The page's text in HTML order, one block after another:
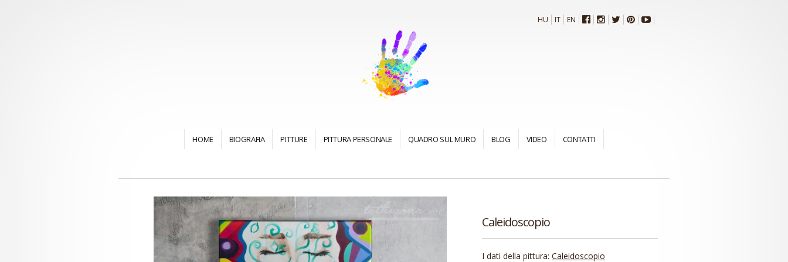
HU IT EN
HOME BIOGRAFIA PITTURE PITTURA PERSONALE QUADRO SUL MURO BLOG VIDEO CONTATTI
Caleidoscopio
I dati della pittura: Caleidoscopio